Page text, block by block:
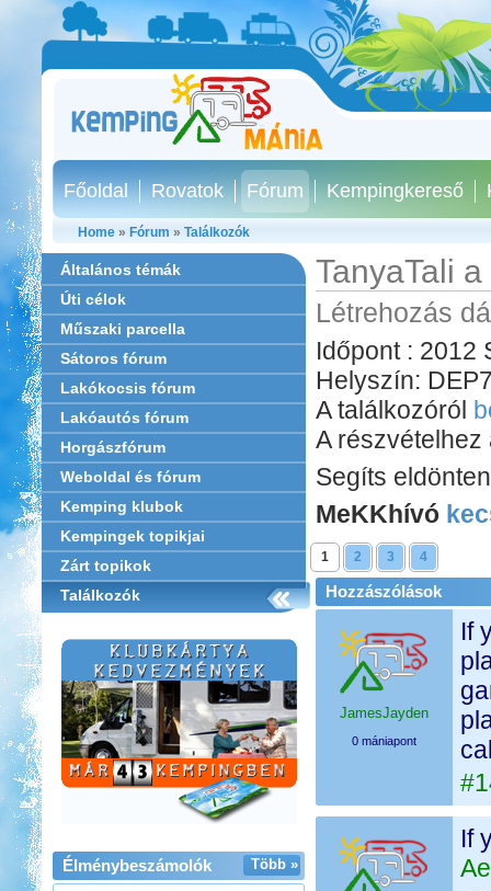
Főoldal Rovatok Fórum Kempingkereső
Home » Fórum » Találkozók
Általános témák
Úti célok
Műszaki parcella
Sátoros fórum
Lakókocsis fórum
Lakóautós fórum
Horgászfórum
Weboldal és fórum
Kemping klubok
Kempingek topikjai
Zárt topikok
Találkozók
Több »
Élménybeszámolók
TanyaTali
Létrehozás
Időpont : 2012
Helyszín:
A találkozóról
A
Segíts
MeKKhívó
1 2 3 4
Hozzászólások
JamesJayden
0 mániapont
If
If